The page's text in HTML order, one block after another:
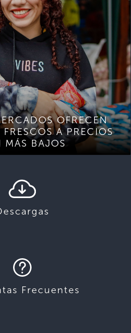
OFRECEN
A PRECIOS
MÁS BAJOS
Frecuentes